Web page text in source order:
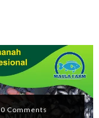
0 Comments